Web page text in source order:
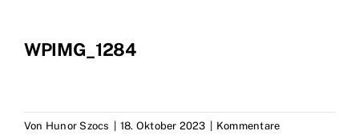
WPIMG_1284
Von Hunor Szocs | 18. Oktober 2023 | Kommentare